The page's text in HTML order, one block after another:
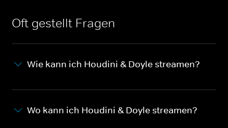
Oft gestellt Fragen
Wie kann ich Houdini & Doyle streamen?
Wo kann ich Houdini & Doyle streamen?